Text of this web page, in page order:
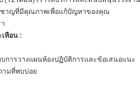
ชาญที่มีคุณภาพเพื่อแก้ปัญหาของคุณ
ทือน :
การวางแผนห้องปฏิบัติการและข้อเสนอแนะ
ามที่พบบ่อย